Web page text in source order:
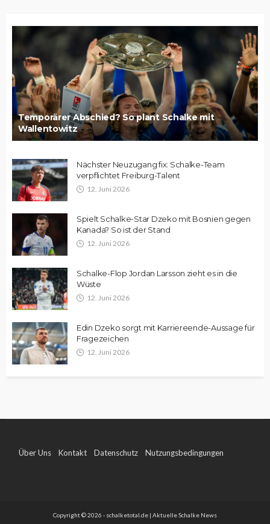
Temporärer Abschied? So plant Schalke mit
Wallentowitz
Nächster Neuzugang fix: Schalke-Team
verpflichtet Freiburg-Talent
12. Juni 2026
Spielt Schalke-Star Dzeko mit Bosnien gegen
Kanada? So ist der Stand
12. Juni 2026
Schalke-Flop Jordan Larsson zieht es in die
Wüste
12. Juni 2026
Edin Dzeko sorgt mit Karriereende-Aussage für
Fragezeichen
12. Juni 2026
Über Uns Kontakt Datenschutz Nutzungsbedingungen
Copyright © 2026 - schalketotal.de | Aktuelle Schalke News